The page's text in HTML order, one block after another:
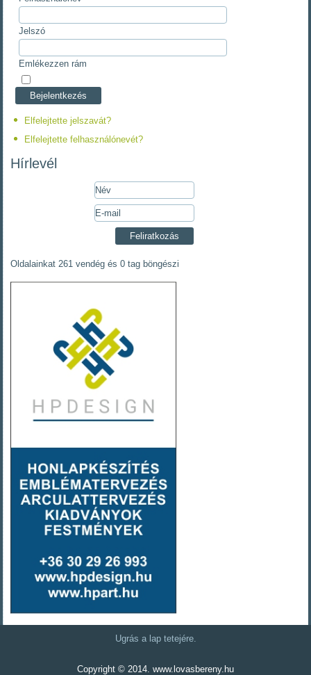
Jelszó
Emlékezzen rám
Elfelejtette jelszavát?
Elfelejtette felhasználónevét?
Hírlevél
Oldalainkat 261 vendég és 0 tag böngészi
Ugrás a lap tetejére.
Copyright © 2014. www.lovasbereny.hu